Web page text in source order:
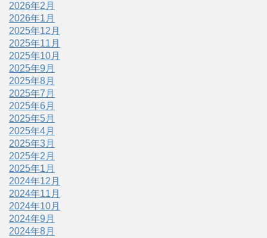
2026年2月
2026年1月
2025年12月
2025年11月
2025年10月
2025年9月
2025年8月
2025年7月
2025年6月
2025年5月
2025年4月
2025年3月
2025年2月
2025年1月
2024年12月
2024年11月
2024年10月
2024年9月
2024年8月